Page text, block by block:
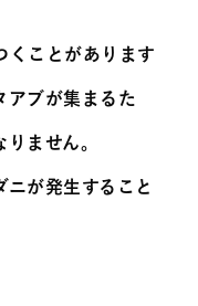
くことがあります
アブが集まるた
ません。
が発生すること